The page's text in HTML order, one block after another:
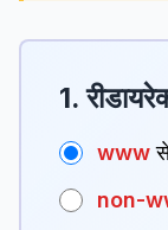
1.
www
non-